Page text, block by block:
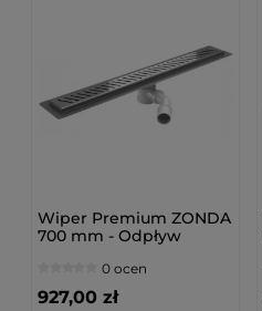
Wiper Premium ZONDA
700 mm - Odpływ
0 ocen
927,00 zł